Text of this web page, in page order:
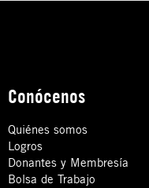
Conócenos
Quiénes somos
Logros
Donantes y Membresía
Bolsa de Trabajo